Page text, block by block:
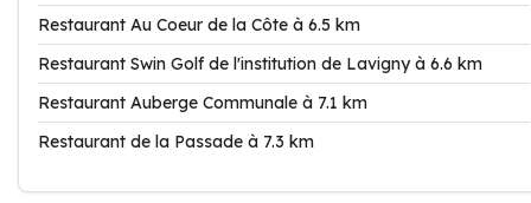
Restaurant Au Coeur de la Côte à 6.5 km
Restaurant Swin Golf de l'institution de Lavigny à 6.6 km
Restaurant Auberge Communale à 7.1 km
Restaurant de la Passade à 7.3 km